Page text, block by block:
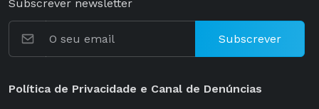
Subscrever newsletter
Subscrever
Política de Privacidade e Canal de Denúncias